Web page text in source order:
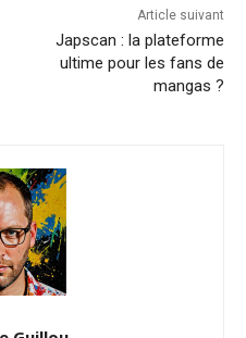
Article suivant
Japscan : la plateforme
ultime pour les fans de
mangas ?